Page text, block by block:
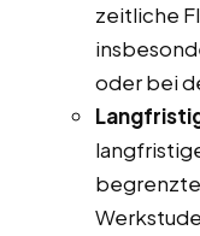
zeitliche
oder bei